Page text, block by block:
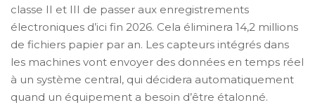
classe II et III de passer aux enregistrements
électroniques d’ici fin 2026. Cela éliminera 14,2 millions
de fichiers papier par an. Les capteurs intégrés dans
les machines vont envoyer des données en temps réel
à un système central, qui décidera automatiquement
quand un équipement a besoin d’être étalonné.